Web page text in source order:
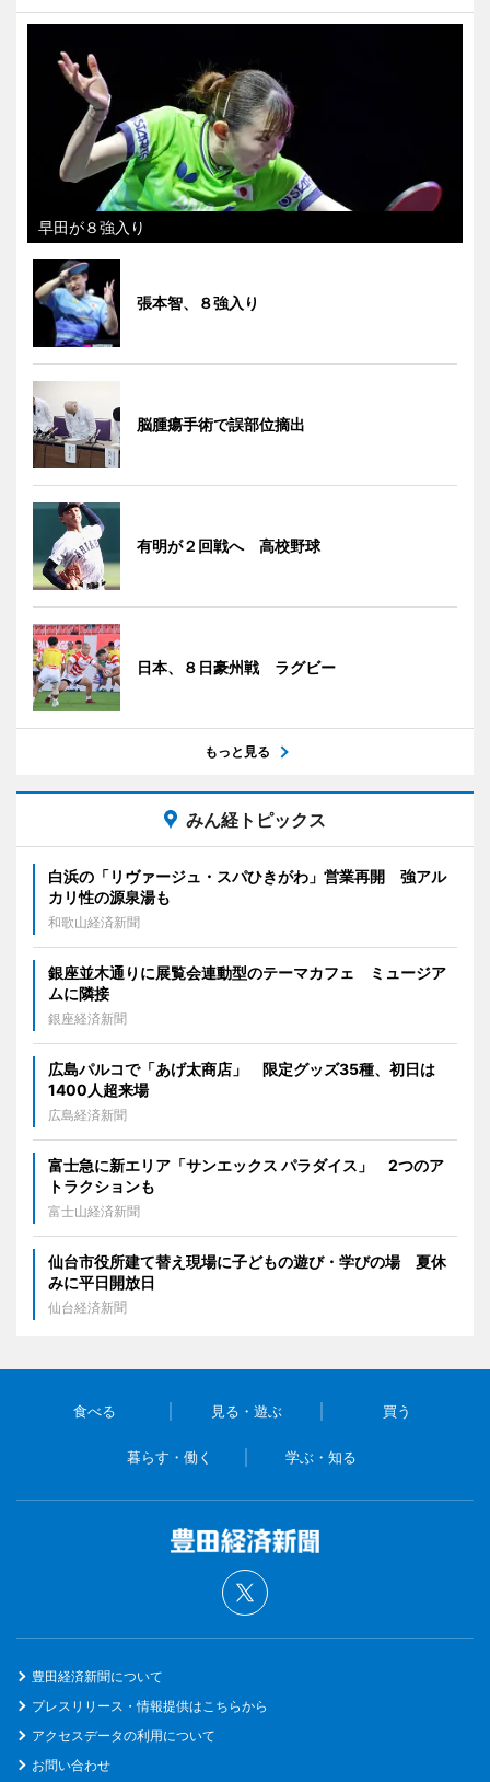
早田が８強入り
張本智、８強入り
脳腫瘍手術で誤部位摘出
有明が２回戦へ 高校野球
日本、８日豪州戦 ラグビー
もっと見る
みん経トピックス
白浜の「リヴァージュ・スパひきがわ」営業再開 強アル
カリ性の源泉湯も
和歌山経済新聞
銀座並木通りに展覧会連動型のテーマカフェ ミュージア
ムに隣接
銀座経済新聞
広島パルコで「あげ太商店」 限定グッズ35種、初日は
1400人超来場
広島経済新聞
富士急に新エリア「サンエックス パラダイス」 2つのア
トラクションも
富士山経済新聞
仙台市役所建て替え現場に子どもの遊び・学びの場 夏休
みに平日開放日
仙台経済新聞
食べる 見る・遊ぶ 買う
暮らす・働く 学ぶ・知る
豊田経済新聞について
プレスリリース・情報提供はこちらから
アクセスデータの利用について
お問い合わせ